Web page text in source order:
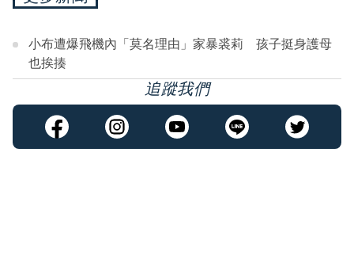
小布遭爆飛機內「莫名理由」家暴裘莉 孩子挺身護母
也挨揍
追蹤我們